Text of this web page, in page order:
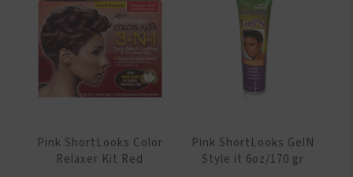
aantal
aantal
Pink ShortLooks Color
Relaxer Kit Red
Pink ShortLooks GelN
Style it 6oz/170 gr